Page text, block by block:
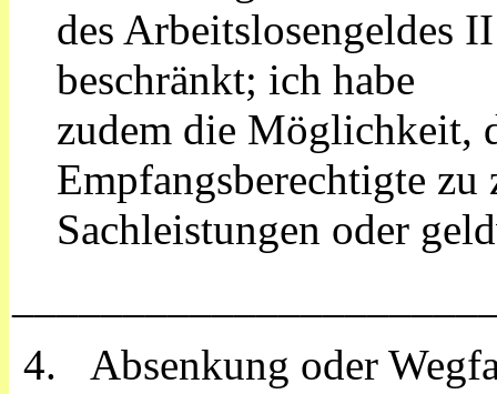
des Arbeitslosengeldes
beschränkt; ich habe
zudem die Möglichkeit,
Empfangsberechtigte
Sachleistungen oder
4. Absenkung oder